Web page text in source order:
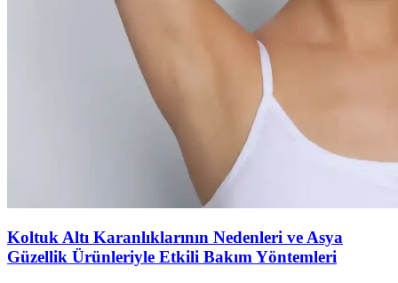
Koltuk Altı Karanlıklarının Nedenleri ve Asya
Güzellik Ürünleriyle Etkili Bakım Yöntemleri